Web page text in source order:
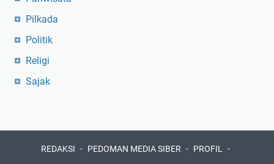
Pilkada
Politik
Religi
Sajak
REDAKSI PEDOMAN MEDIA SIBER
PROFIL